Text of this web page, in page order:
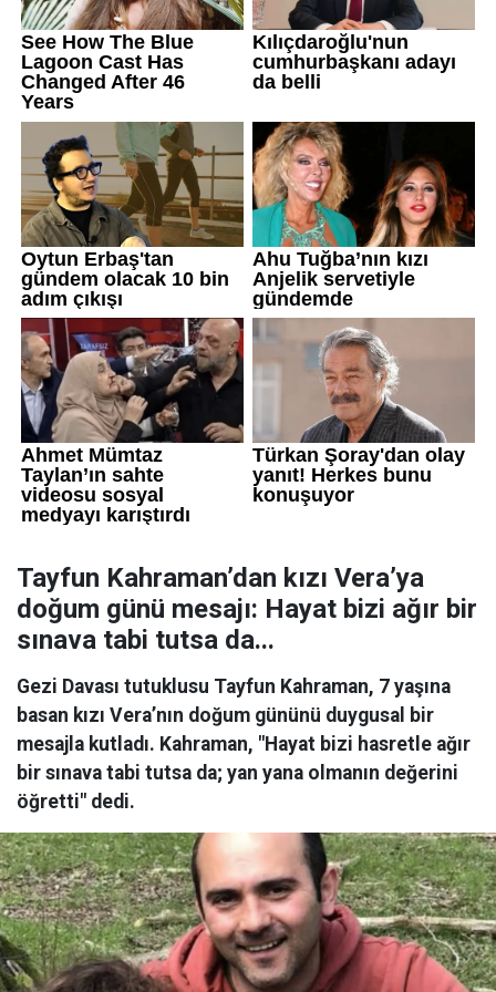
Tayfun Kahraman’dan kızı Vera’ya
doğum günü mesajı: Hayat bizi ağır bir
sınava tabi tutsa da...
Gezi Davası tutuklusu Tayfun Kahraman, 7 yaşına
basan kızı Vera’nın doğum gününü duygusal bir
mesajla kutladı. Kahraman, "Hayat bizi hasretle ağır
bir sınava tabi tutsa da; yan yana olmanın değerini
öğretti" dedi.